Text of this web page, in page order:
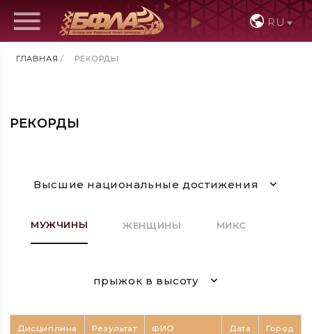
RU
ГЛАВНАЯ / РЕКОРДЫ
РЕКОРДЫ
Высшие национальные достижения
МУЖЧИНЫ ЖЕНЩИНЫ МИКС
прыжок в высоту
Дисциплина Результат
ФИО
Дата Город